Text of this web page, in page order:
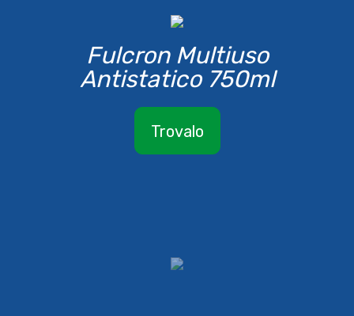
Fulcron Multiuso
Antistatico 750ml
Trovalo